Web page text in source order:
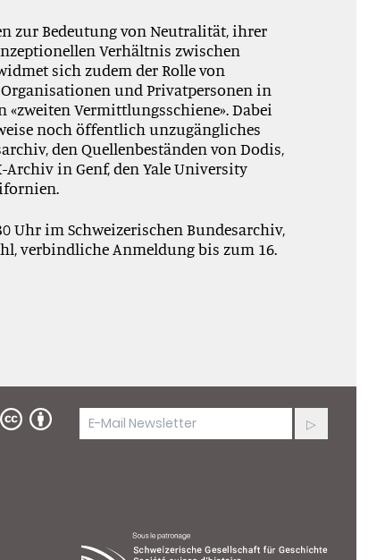
zurBedeutung von Neutralität, ihrer
Verhältnis zwischen
sich zudem derRolle von
und Privatpersonen in
«zweiten Vermittlungsschiene». Dabei
isenoch öffentlich unzugängliches
,den Quellenbeständen von Dodis,
-Archiv in Genf, den Yale University
Uhr im Schweizerischen Bundesarchiv,
verbindliche Anmeldung bis zum 16.